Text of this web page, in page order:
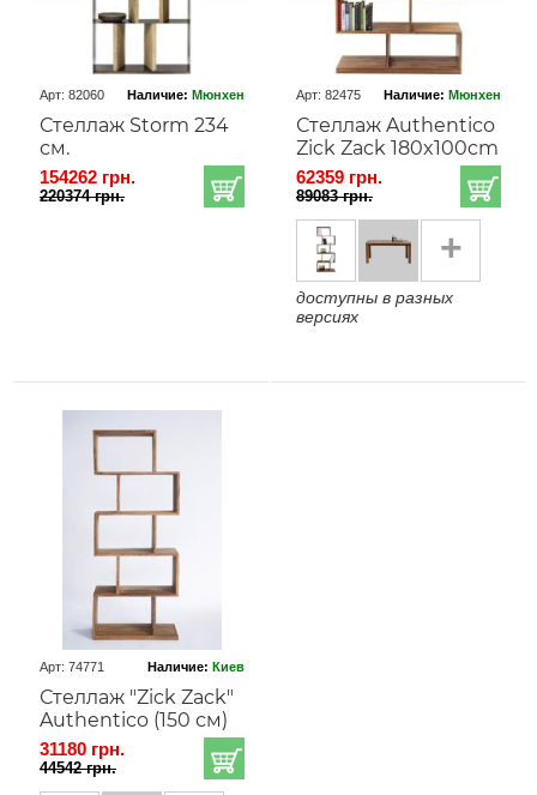
Арт: 82060 Наличие: Мюнхен
Стеллаж Storm 234
см.
154262 грн.
220374 грн.
Арт: 82475 Наличие: Мюнхен
Стеллаж Authentico
Zick Zack 180x100cm
62359 грн.
89083 грн.
+
доступны в разных
версиях
Арт: 74771 Наличие: Киев
Стеллаж "Zick Zack"
Authentico (150 см)
31180 грн.
44542 грн.